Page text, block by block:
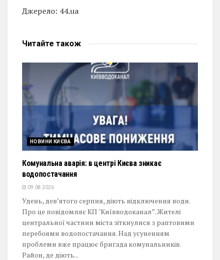
Джерело: 44.ua
Читайте також
НОВИНИ КИЄВА
Комунальна аварія: в центрі Києва зникає
водопостачання
09.08.2026
Удень, дев’ятого серпня, діють відключення води.
Про це повідомляє КП "Київводоканал”. Жителі
центральної частини міста зіткнулися з раптовими
перебоями водопостачання. Над усуненням
проблеми вже працює бригада комунальників.
Район, де діють...